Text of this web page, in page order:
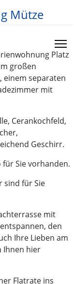
Mütze
Platz
großen
einem separaten
mit
Cerankochfeld,
Geschirr.
für Sie vorhanden.
sind für Sie
mit
den
Ihre Lieben am
Ihnen hier
Flatrate ins